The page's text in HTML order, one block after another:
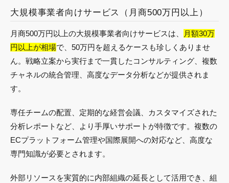
大規模事業者向けサービス（月商500万円以上）
月商500万円以上の大規模事業者向けサービスは、
月額30万
円以上が相場で、50万円を超えるケースも珍しくありませ
ん。戦略立案から実行まで一貫したコンサルティング、複数
チャネルの統合管理、高度なデータ分析などが提供されま
す。
専任チームの配置、定期的な経営会議、カスタマイズされた
分析レポートなど、より手厚いサポートが特徴です。複数の
ECプラットフォーム管理や国際展開への対応など、高度な
専門知識が必要とされます。
外部リソースを実質的に内部組織の延長として活用でき、組